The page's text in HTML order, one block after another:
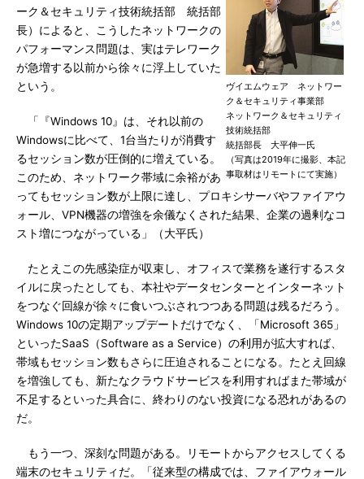
ヴイエムウェア ネットワー
ク＆セキュリティ事業部
ネットワーク＆セキュリティ
技術統括部
統括部長 大平伸一氏
（写真は2019年に撮影、本記
事取材はリモートにて実施）
ーク＆セキュリティ技術統括部 統括部
長）によると、こうしたネットワークの
パフォーマンス問題は、実はテレワーク
が急増する以前から徐々に浮上していた
という。
「『Windows 10』は、それ以前の
Windowsに比べて、1台当たりが消費す
るセッション数が圧倒的に増えている。
このため、ネットワーク帯域に余裕があ
ってもセッション数が上限に達し、プロキシサーバやファイアウ
ォール、VPN機器の増強を余儀なくされた結果、企業の過剰なコ
スト増につながっている」（大平氏）
たとえこの先感染症が収束し、オフィスで業務を遂行するスタ
イルに戻ったとしても、本社やデータセンターとインターネット
をつなぐ回線が徐々に食いつぶされつつある問題は残るだろう。
Windows 10の定期アップデートだけでなく、「Microsoft 365」
といったSaaS（Software as a Service）の利用が拡大すれば、
帯域もセッション数もさらに圧迫されることになる。たとえ回線
を増強しても、新たなクラウドサービスを利用すればまた帯域が
不足するといった具合に、終わりのない投資になる恐れがあるの
だ。
もう一つ、深刻な問題がある。リモートからアクセスしてくる
端末のセキュリティだ。「従来型の構成では、ファイアウォール